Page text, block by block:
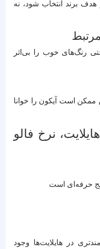
برند انتخاب شود، نه
رنگ‌های خوب را بی‌اثر
است آیکون را خوانا
نرخ فالو
حرفه‌ای است
در هایلایت‌ها وجود